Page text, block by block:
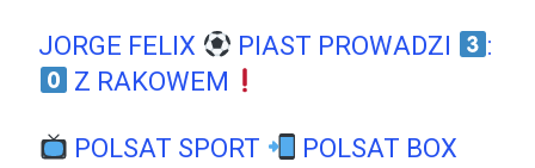
JORGE FELIX PIAST PROWADZI
:
Z RAKOWEM
POLSAT SPORT
POLSAT BOX